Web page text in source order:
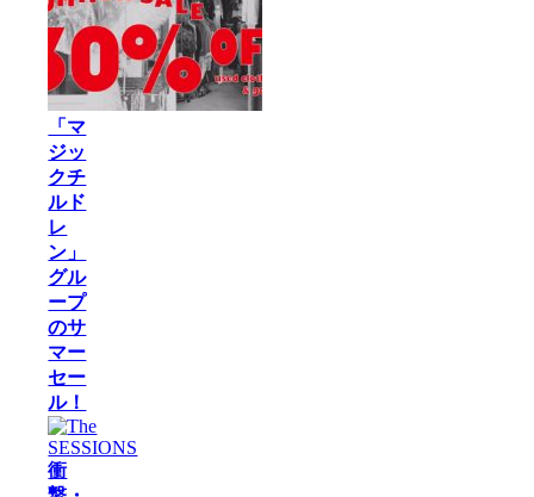
「マ
ジッ
クチ
ルド
レ
ン」
グル
ープ
のサ
マー
セー
ル！
衝